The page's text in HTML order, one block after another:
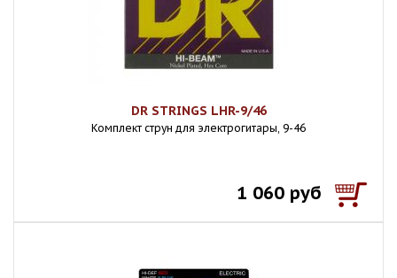
DR STRINGS LHR-9/46
Комплект струн для электрогитары, 9-46
1 060 руб